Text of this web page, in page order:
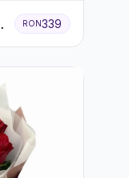
RON339